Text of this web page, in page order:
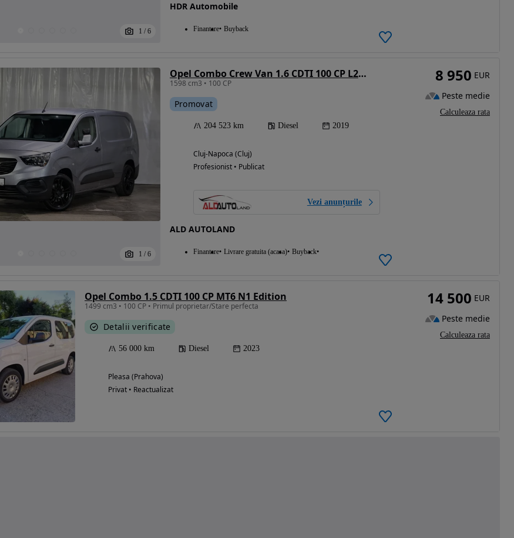
1 / 6
HDR Automobile
Finantare Buyback
1 / 6
Opel Combo Crew Van 1.6 CDTI 100 CP L2H1 Start/Stop sarcina utila marita
1598 cm3 • 100 CP
Promovat
204 523 km Diesel 2019
Cluj-Napoca (Cluj)
Profesionist • Publicat
Vezi anunțurile
ALD AUTOLAND
Finantare Livrare gratuita (acasa) Buyback
8 950 EUR
Peste medie
Calculeaza rata
Opel Combo 1.5 CDTI 100 CP MT6 N1 Edition
1499 cm3 • 100 CP • Primul proprietar/Stare perfecta
Detalii verificate
56 000 km Diesel 2023
Pleasa (Prahova)
Privat • Reactualizat
14 500 EUR
Peste medie
Calculeaza rata